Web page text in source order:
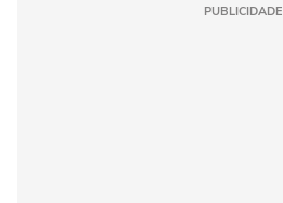
PUBLICIDADE